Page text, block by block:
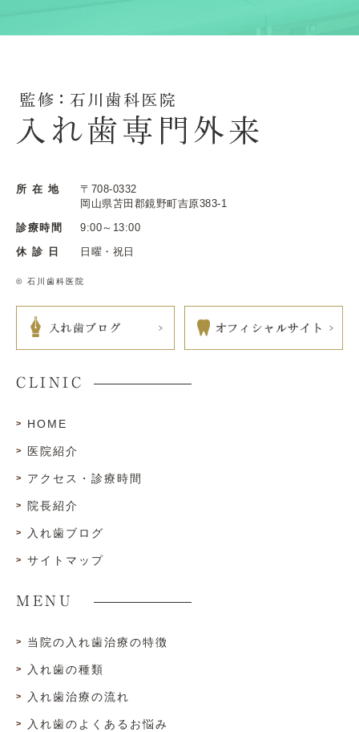
所 在 地
〒708-0332
岡山県苫田郡鏡野町吉原383-1
診療時間
9:00～13:00
休 診 日
日曜・祝日
© 石川歯科医院
CLINIC
HOME
医院紹介
アクセス・診療時間
院長紹介
入れ歯ブログ
サイトマップ
MENU
当院の入れ歯治療の特徴
入れ歯の種類
入れ歯治療の流れ
入れ歯のよくあるお悩み